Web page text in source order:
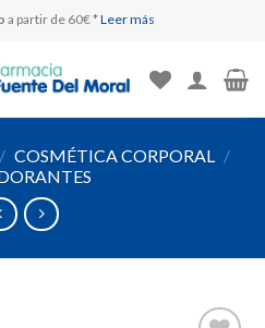
a partir de 60€ * Leer más
/ COSMÉTICA CORPORAL /